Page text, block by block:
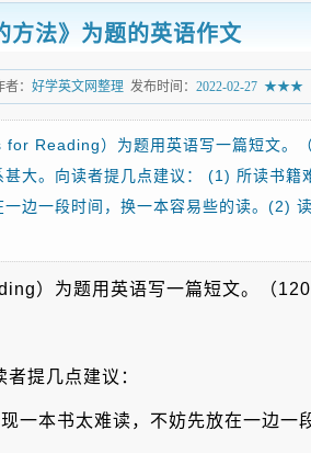
方法》为题的英语作文
者： 好学英文网整理 发布时间： 2022-02-27 ★★★
for Reading）为题用英语写一篇短文。
大。向读者提几点建议： (1) 所读书籍
边一段时间，换一本容易些的读。(2)
）为题用英语写一篇短文。（120
提几点建议：
一本书太难读，不妨先放在一边一